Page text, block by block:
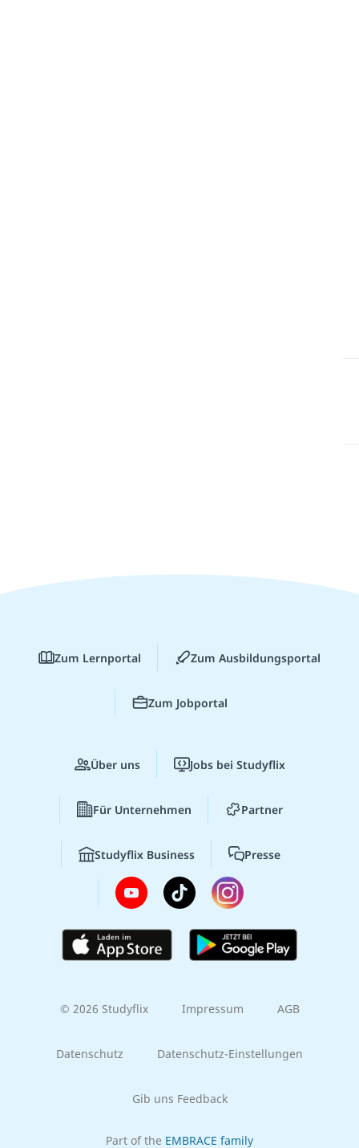
Zum Lernportal Zum Ausbildungsportal
Zum Jobportal
Über uns Jobs bei Studyflix
Für Unternehmen Partner
Studyflix Business Presse
© 2026 Studyflix Impressum AGB
Datenschutz Datenschutz-Einstellungen
Gib uns Feedback
Part of the EMBRACE family